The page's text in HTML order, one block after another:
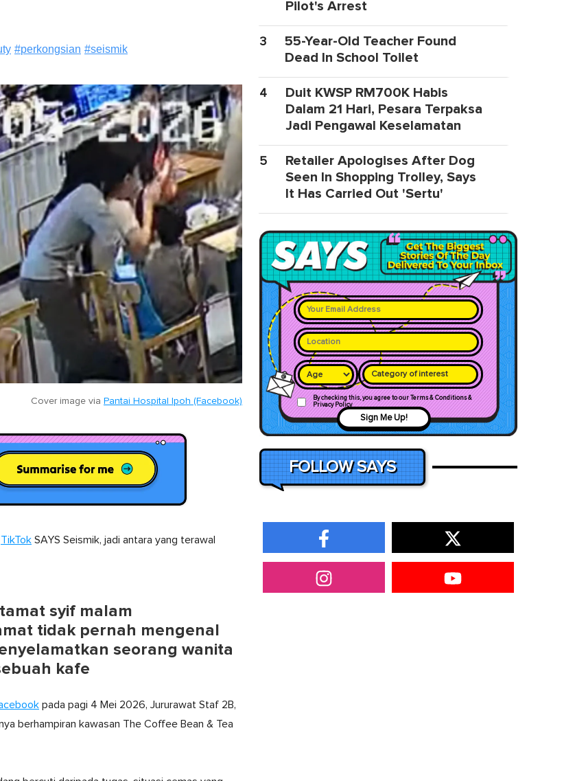
#perkongsian #seismik
Cover image via Pantai Hospital Ipoh (Facebook)
TikTok SAYS Seismik, jadi antara yang terawal
syif malam
tidak pernah mengenal
seorang wanita
kafe
pada pagi 4 Mei 2026, Jururawat Staf 2B,
berhampiran kawasan The Coffee Bean & Tea
Pilot's Arrest
3
55-Year-Old Teacher Found
Dead In School Toilet
4
Duit KWSP RM700K Habis
Dalam 21 Hari, Pesara Terpaksa
Jadi Pengawal Keselamatan
5
Retailer Apologises After Dog
Seen In Shopping Trolley, Says
It Has Carried Out 'Sertu'
Category of interest
By checking this, you agree to our Terms & Conditions &
Privacy Policy
Sign Me Up!
FOLLOW SAYS